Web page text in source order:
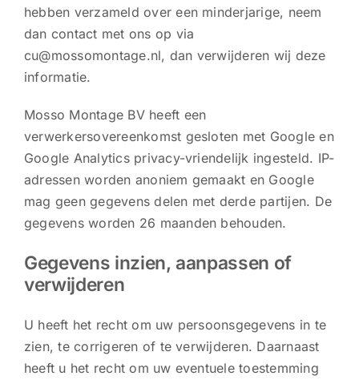
hebben verzameld over een minderjarige, neem
dan contact met ons op via
cu@mossomontage.nl, dan verwijderen wij deze
informatie.
Mosso Montage BV heeft een
verwerkersovereenkomst gesloten met Google en
Google Analytics privacy-vriendelijk ingesteld. IP-
adressen worden anoniem gemaakt en Google
mag geen gegevens delen met derde partijen. De
gegevens worden 26 maanden behouden.
Gegevens inzien, aanpassen of
verwijderen
U heeft het recht om uw persoonsgegevens in te
zien, te corrigeren of te verwijderen. Daarnaast
heeft u het recht om uw eventuele toestemming